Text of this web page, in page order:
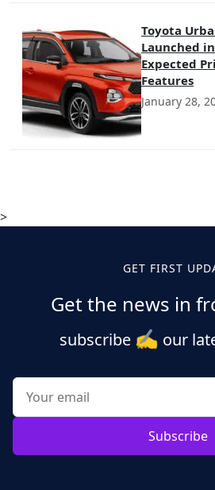
Toyota
Launched
Expected
Features
January 28,
>
GET FIRST
Get the news in
subscribe ✍️ our
Subscribe